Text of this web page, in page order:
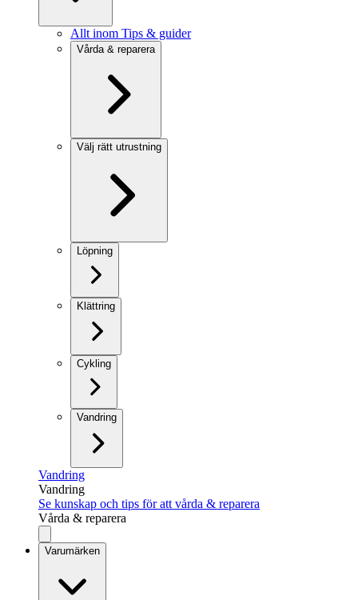
Allt inom Tips & guider
Vårda & reparera
Välj rätt utrustning
Löpning
Klättring
Cykling
Vandring
Vandring
Vandring
Se kunskap och tips för att vårda & reparera
Vårda & reparera
Varumärken